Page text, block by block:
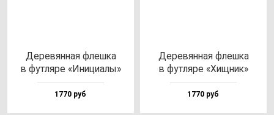
Дере­вян­ная флеш­ка
в фут­ля­ре «Ини­ци­алы»
1770 руб
Дере­вян­ная флеш­ка
в фут­ля­ре «Хищ­ник»
1770 руб